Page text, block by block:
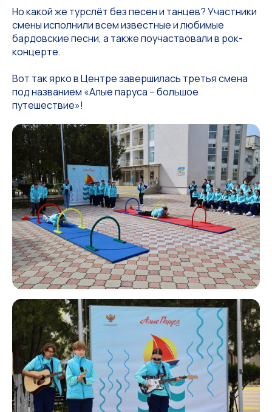
Но какой же турслёт без песен и танцев? Участники
смены исполнили всем известные и любимые
бардовские песни, а также поучаствовали в рок-
концерте.
Вот так ярко в Центре завершилась третья смена
под названием «Алые паруса – большое
путешествие»!